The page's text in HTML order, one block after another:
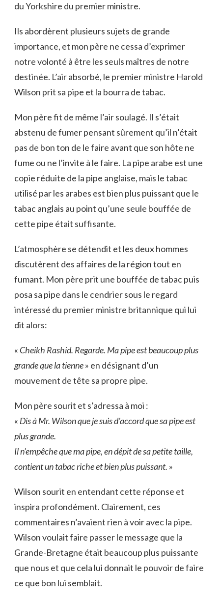
du Yorkshire du premier ministre.
Ils abordèrent plusieurs sujets de grande
importance, et mon père ne cessa d’exprimer
notre volonté à être les seuls maîtres de notre
destinée. L’air absorbé, le premier ministre Harold
Wilson prit sa pipe et la bourra de tabac.
Mon père fit de même l’air soulagé. Il s’était
abstenu de fumer pensant sûrement qu’il n’était
pas de bon ton de le faire avant que son hôte ne
fume ou ne l’invite à le faire. La pipe arabe est une
copie réduite de la pipe anglaise, mais le tabac
utilisé par les arabes est bien plus puissant que le
tabac anglais au point qu’une seule bouffée de
cette pipe était suffisante.
L’atmosphère se détendit et les deux hommes
discutèrent des affaires de la région tout en
fumant. Mon père prit une bouffée de tabac puis
posa sa pipe dans le cendrier sous le regard
intéressé du premier ministre britannique qui lui
dit alors:
« Cheikh Rashid. Regarde. Ma pipe est beaucoup plus
grande que la tienne» en désignant d’un
mouvement de tête sa propre pipe.
Mon père sourit et s’adressa à moi :
« Dis à Mr. Wilson que je suis d’accord que sa pipe est
plus grande.
Il n’empêche que ma pipe, en dépit de sa petite taille,
contient un tabac riche et bien plus puissant. »
Wilson sourit en entendant cette réponse et
inspira profondément. Clairement, ces
commentaires n’avaient rien à voir avec la pipe.
Wilson voulait faire passer le message que la
Grande-Bretagne était beaucoup plus puissante
que nous et que cela lui donnait le pouvoir de faire
ce que bon lui semblait.